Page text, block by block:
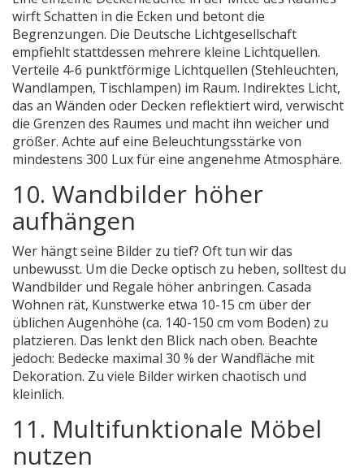
wirft Schatten in die Ecken und betont die
Begrenzungen. Die Deutsche Lichtgesellschaft
empfiehlt stattdessen mehrere kleine Lichtquellen.
Verteile 4-6 punktförmige Lichtquellen (Stehleuchten,
Wandlampen, Tischlampen) im Raum. Indirektes Licht,
das an Wänden oder Decken reflektiert wird, verwischt
die Grenzen des Raumes und macht ihn weicher und
größer. Achte auf eine Beleuchtungsstärke von
mindestens 300 Lux für eine angenehme Atmosphäre.
10. Wandbilder höher
aufhängen
Wer hängt seine Bilder zu tief? Oft tun wir das
unbewusst. Um die Decke optisch zu heben, solltest du
Wandbilder und Regale höher anbringen. Casada
Wohnen rät, Kunstwerke etwa 10-15 cm über der
üblichen Augenhöhe (ca. 140-150 cm vom Boden) zu
platzieren. Das lenkt den Blick nach oben. Beachte
jedoch: Bedecke maximal 30 % der Wandfläche mit
Dekoration. Zu viele Bilder wirken chaotisch und
kleinlich.
11. Multifunktionale Möbel
nutzen